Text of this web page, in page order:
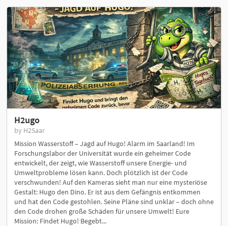
H2ugo
by H2Saar
Mission Wasserstoff – Jagd auf Hugo! Alarm im Saarland! Im
Forschungslabor der Universität wurde ein geheimer Code
entwickelt, der zeigt, wie Wasserstoff unsere Energie- und
Umweltprobleme lösen kann. Doch plötzlich ist der Code
verschwunden! Auf den Kameras sieht man nur eine mysteriöse
Gestalt: Hugo den Dino. Er ist aus dem Gefängnis entkommen
und hat den Code gestohlen. Seine Pläne sind unklar – doch ohne
den Code drohen große Schäden für unsere Umwelt! Eure
Mission: Findet Hugo! Begebt...